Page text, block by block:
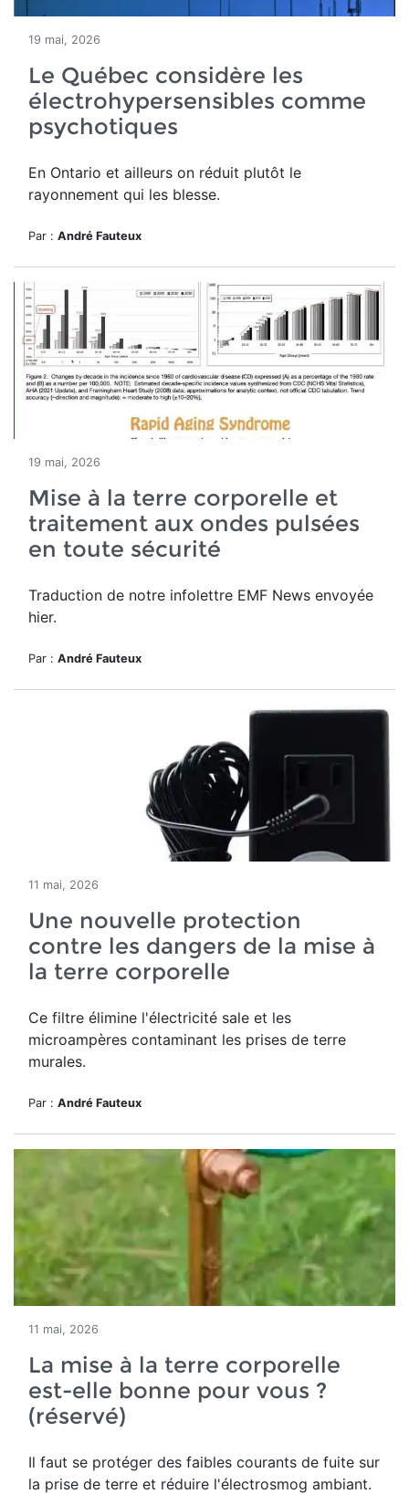
19 mai, 2026
Le Québec considère les
électrohypersensibles comme
psychotiques
En Ontario et ailleurs on réduit plutôt le
rayonnement qui les blesse.
Par : André Fauteux
19 mai, 2026
Mise à la terre corporelle et
traitement aux ondes pulsées
en toute sécurité
Traduction de notre infolettre EMF News envoyée
hier.
Par : André Fauteux
11 mai, 2026
Une nouvelle protection
contre les dangers de la mise à
la terre corporelle
Ce filtre élimine l'électricité sale et les
microampères contaminant les prises de terre
murales.
Par : André Fauteux
11 mai, 2026
La mise à la terre corporelle
est-elle bonne pour vous ?
(réservé)
Il faut se protéger des faibles courants de fuite sur
la prise de terre et réduire l'électrosmog ambiant.